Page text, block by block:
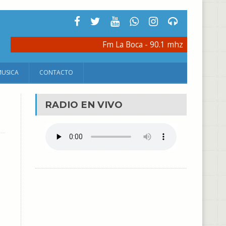
Fm La Boca - 90.1 mhz
CONTACTO
RADIO EN VIVO